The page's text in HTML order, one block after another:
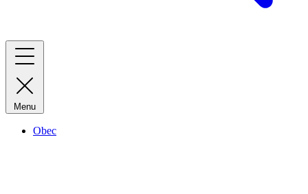
Menu
Obec